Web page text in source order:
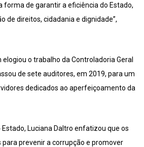
forma de garantir a eficiência do Estado,
de direitos, cidadania e dignidade”,
o trabalho da Controladoria Geral
de sete auditores, em 2019, para um
dedicados ao aperfeiçoamento da
Luciana Daltro enfatizou que os
prevenir a corrupção e promover